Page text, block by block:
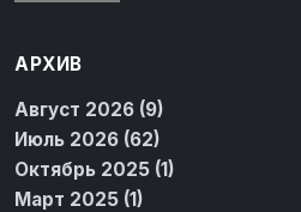
АРХИВ
Август 2026 (9)
Июль 2026 (62)
Октябрь 2025 (1)
Март 2025 (1)